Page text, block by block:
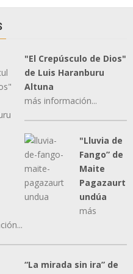
"El Crepúsculo de Dios"
de Luis Haranburu
Altuna
más información...
"Lluvia de
Fango” de
Maite
Pagazaurt
undúa
más
“La mirada sin ira” de